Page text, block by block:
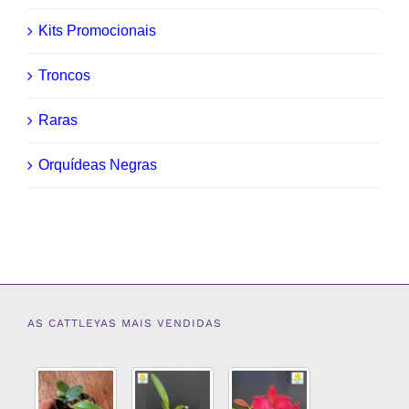
Kits Promocionais
Troncos
Raras
Orquídeas Negras
AS CATTLEYAS MAIS VENDIDAS